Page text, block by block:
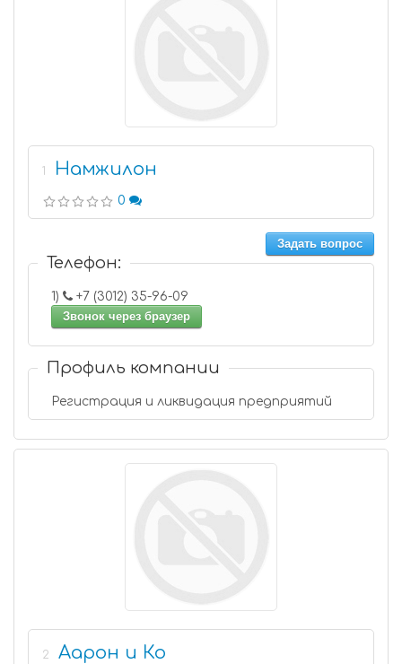
1 Намжилон
0
Задать вопрос
Телефон:
1)
+7 (3012) 35-96-09
Звонок через браузер
Профиль компании
Регистрация и ликвидация предприятий
2 Аарон и Ко